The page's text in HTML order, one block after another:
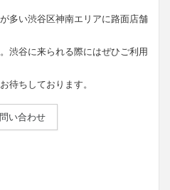
多い渋谷区神南エリアに路面店舗
渋谷に来られる際にはぜひご利用
待ちしております。
い合わせ